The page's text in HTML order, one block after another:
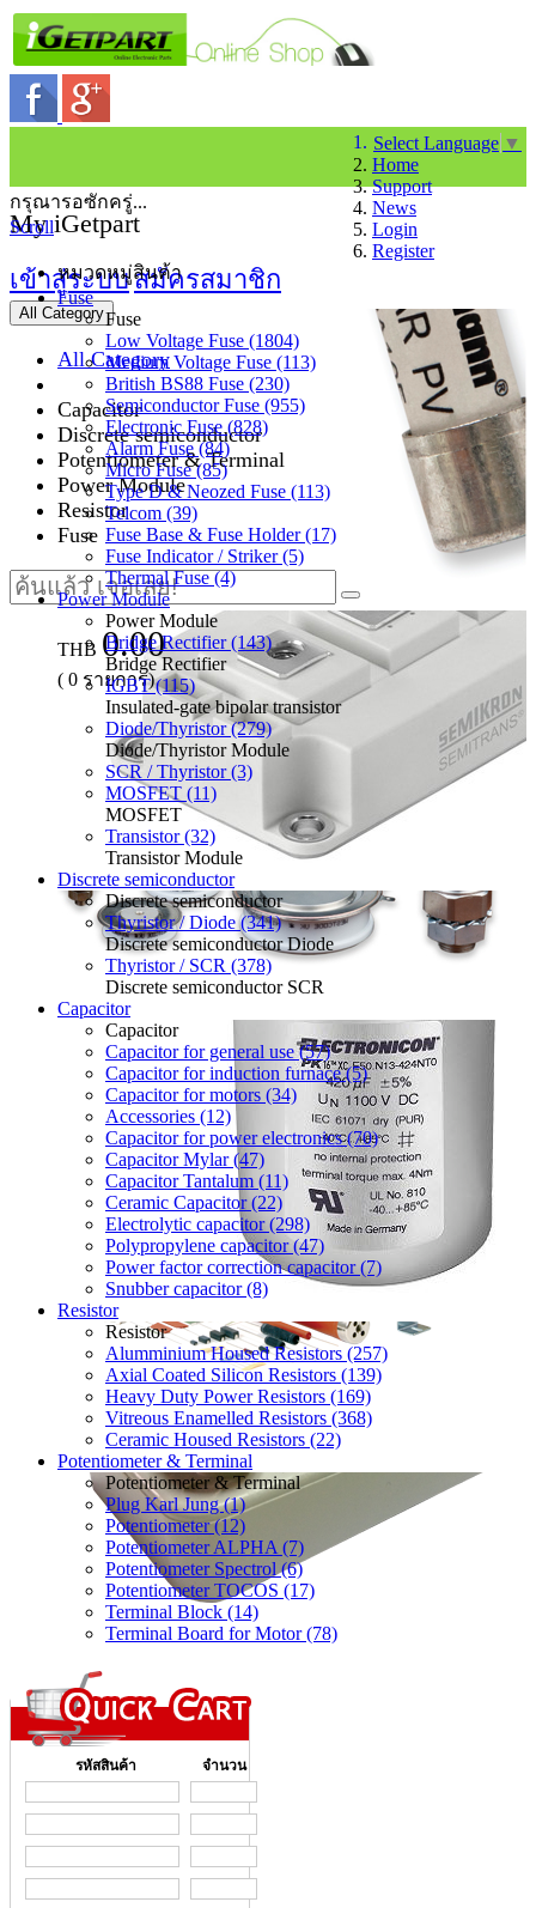
Select Language ▼
Home
Support
News
Login
Register
My iGetpart
เข้าสู่ระบบสมัครสมาชิก
All Category
All Category
Capacitor
Discrete semiconductor
Potentiometer & Terminal
Power Module
Resistor
Fuse
THB 0.00
( 0 รายการ)
กรุณารอซักครู่...
Scroll
หมวดหมู่สินค้า
Fuse
Fuse
Low Voltage Fuse (1804)
Medium Voltage Fuse (113)
British BS88 Fuse (230)
Semiconductor Fuse (955)
Electronic Fuse (828)
Alarm Fuse (84)
Micro Fuse (85)
Type D & Neozed Fuse (113)
Telcom (39)
Fuse Base & Fuse Holder (17)
Fuse Indicator / Striker (5)
Thermal Fuse (4)
Power Module
Power Module
Bridge Rectifier (143)
Bridge Rectifier
IGBT (115)
Insulated-gate bipolar transistor
Diode/Thyristor (279)
Diode/Thyristor Module
SCR / Thyristor (3)
MOSFET (11)
MOSFET
Transistor (32)
Transistor Module
Discrete semiconductor
Discrete semiconductor
Thyristor / Diode (341)
Discrete semiconductor Diode
Thyristor / SCR (378)
Discrete semiconductor SCR
Capacitor
Capacitor
Capacitor for general use (57)
Capacitor for induction furnace (5)
Capacitor for motors (34)
Accessories (12)
Capacitor for power electronics (70)
Capacitor Mylar (47)
Capacitor Tantalum (11)
Ceramic Capacitor (22)
Electrolytic capacitor (298)
Polypropylene capacitor (47)
Power factor correction capacitor (7)
Snubber capacitor (8)
Resistor
Resistor
Alumminium Housed Resistors (257)
Axial Coated Silicon Resistors (139)
Heavy Duty Power Resistors (169)
Vitreous Enamelled Resistors (368)
Ceramic Housed Resistors (22)
Potentiometer & Terminal
Potentiometer & Terminal
Plug Karl Jung (1)
Potentiometer (12)
Potentiometer ALPHA (7)
Potentiometer Spectrol (6)
Potentiometer TOCOS (17)
Terminal Block (14)
Terminal Board for Motor (78)
รหัสสินค้า จำนวน